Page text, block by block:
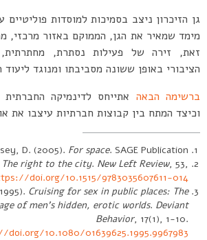
גן הזיכרון ניצב בסמיכות למוסדות פוליטיים
מימד שמאיר את הגן, הממוקם באזור מרכזי,
זאת, זירה של פעילות נסתרת,
הציבורי באופן ששונה מסביבתו ומנוגד ליעוד
ברשימה הבאה אתייחס לדינמיקה
וכיצד המתח בין קבוצות חברתיות עיצבו את
D. (2005). For space. SAGE Publication
The right to the city. New Left Review, 53,
doi.org/10.1515/9783035607611-014
Cruising for sex in public places: The
of men’s hidden, erotic worlds. Deviant
Behavior, 17(1), 1-10.
10.1080/01639625.1995.9967983